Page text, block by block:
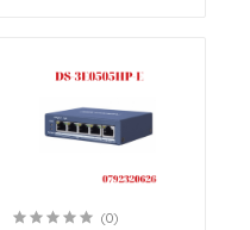
(0)